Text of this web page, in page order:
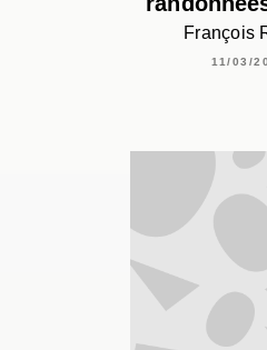
François
11/03/